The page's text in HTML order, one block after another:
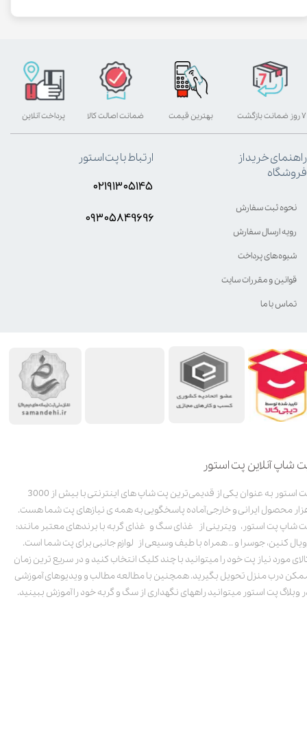
شاپ آنلاین پت استور
پت استور به عنوان یکی از قدیمی‌ترین پت شاپ های اینترنتی با بیش از 3000
محصول ایرانی و خارجی آماده پاسخگویی به همه ی نیازهای پت شما هست.
شاپ پت استور، ویترینی از غذای سگ و غذای گربه با برندهای معتبر مانند:
کنین، جوسرا و .. همراه با طیف وسیعی از لوازم جانبی برای پت شما است.
مورد نیاز پت خود را میتوانید با چند کلیک انتخاب کنید و در سریع ترین زمان
درب منزل تحویل بگیرید. همچنین با مطالعه مطالب و ویدیوهای آموزشی
وبلاگ پت استور میتوانید راههای نگهداری از سگ و گربه خود را آموزش ببینید.
بهترین قیمت پرداخت آنلاین ۷ روز ضمانت بازگشت ضمانت اصالت کالا
راهنمای خرید از
فروشگاه
نحوه ثبت سفارش
رویه ارسال سفارش
شیوه‌های پرداخت
قوانین و مقررات سایت
تماس با ما
ارتباط با پت استور
۰۲۱۹۱۳۰۵۱۴۵
۰۹۳۰۵8۴9696